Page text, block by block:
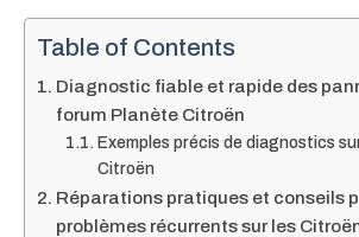
Table of Contents
Diagnostic fiable et rapide des
forum Planète Citroën
Exemples précis de diagnostics
Citroën
Réparations pratiques et conseils
problèmes récurrents sur les